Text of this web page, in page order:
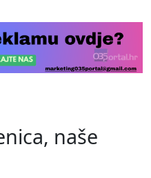
naše